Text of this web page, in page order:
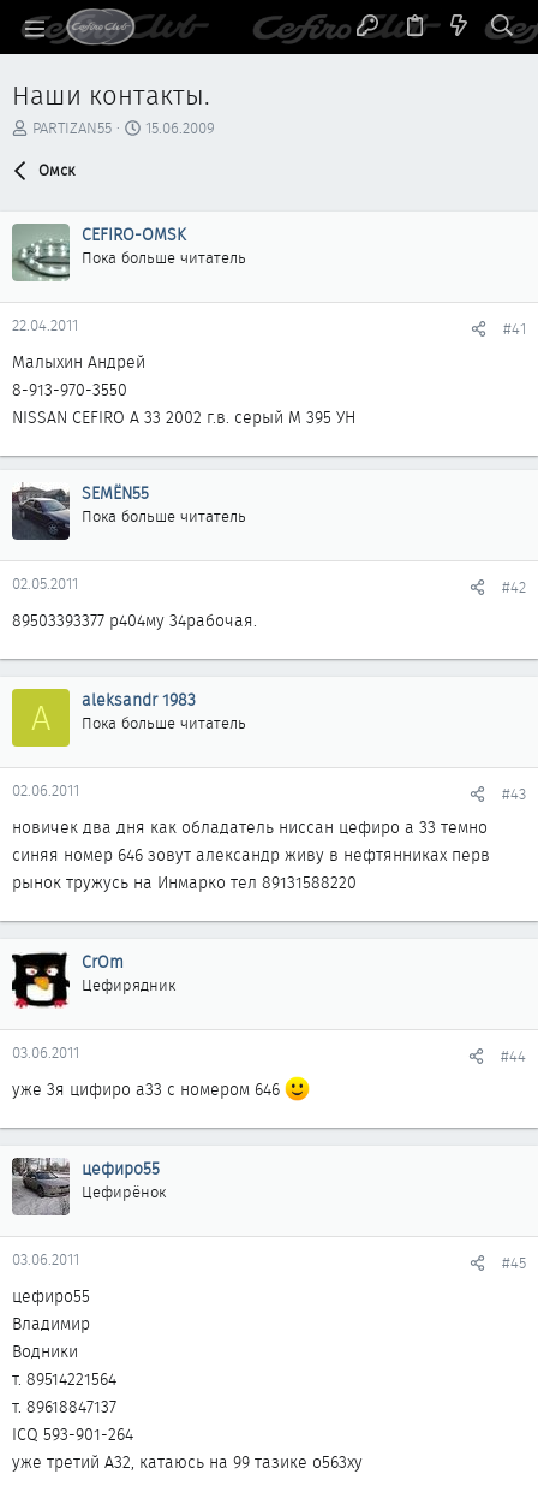
Наши контакты.
А
е
м
ы
PARTIZAN55
Д
а
ч
л
15.06.2009
Омск
CEFIRO-OMSK
Пока больше читатель
22.04.2011 #41
Малыхин Андрей
8-913-970-3550
NISSAN CEFIRO А 33 2002 г.в. серый М 395 УН
SEMЁN55
Пока больше читатель
02.05.2011 #42
89503393377 р404му 34рабочая.
A aleksandr 1983
Пока больше читатель
02.06.2011 #43
новичек два дня как обладатель ниссан цефиро а 33 темно
синяя номер 646 зовут александр живу в нефтянниках перв
рынок тружусь на Инмарко тел 89131588220
CrOm
Цефирядник
03.06.2011 #44
уже 3я цифиро а33 с номером 646
цефиро55
Цефирёнок
03.06.2011 #45
цефиро55
Владимир
Водники
т. 89514221564
т. 89618847137
ICQ 593-901-264
уже третий А32, катаюсь на 99 тазике о563ху